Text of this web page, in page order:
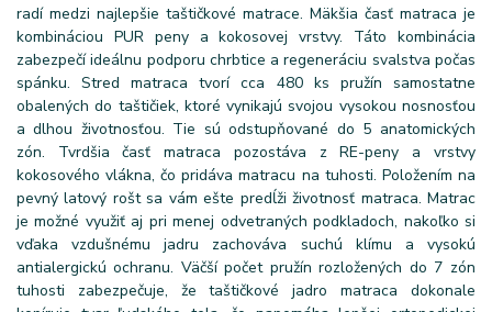
radí medzi najlepšie taštičkové matrace. Mäkšia časť matraca je
kombináciou PUR peny a kokosovej vrstvy. Táto kombinácia
zabezpečí ideálnu podporu chrbtice a regeneráciu svalstva počas
spánku. Stred matraca tvorí cca 480 ks pružín samostatne
obalených do taštičiek, ktoré vynikajú svojou vysokou nosnosťou
a dlhou životnosťou. Tie sú odstupňované do 5 anatomických
zón. Tvrdšia časť matraca pozostáva z RE-peny a vrstvy
kokosového vlákna, čo pridáva matracu na tuhosti. Položením na
pevný latový rošt sa vám ešte predĺži životnosť matraca. Matrac
je možné využiť aj pri menej odvetraných podkladoch, nakoľko si
vďaka vzdušnému jadru zachováva suchú klímu a vysokú
antialergickú ochranu. Väčší počet pružín rozložených do 7 zón
tuhosti zabezpečuje, že taštičkové jadro matraca dokonale